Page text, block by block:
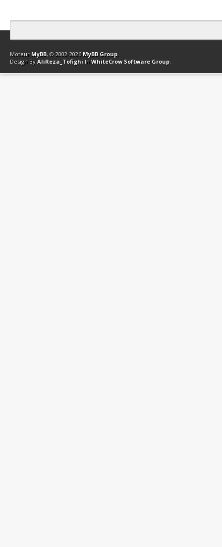
Contact Club Affiliation Retourner en haut Version bas-débit
Moteur MyBB, © 2002-2026 MyBB Group.
Design By AliReza_Tofighi In WhiteCrow Software Group.